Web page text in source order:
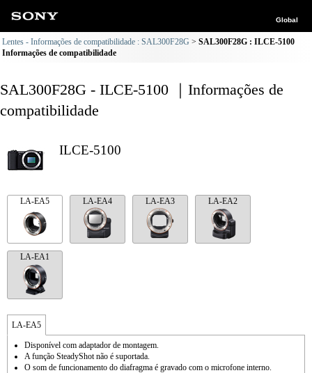
Global
Lentes - Informações de compatibilidade : SAL300F28G
SAL300F28G : ILCE-5100
Informações de compatibilidade
SAL300F28G - ILCE-5100 ｜Informações de
compatibilidade
ILCE-5100
LA-EA5 LA-EA4 LA-EA3 LA-EA2
LA-EA1
LA-EA5
Disponível com adaptador de montagem.
A função SteadyShot não é suportada.
O som de funcionamento do diafragma é gravado com o microfone interno.